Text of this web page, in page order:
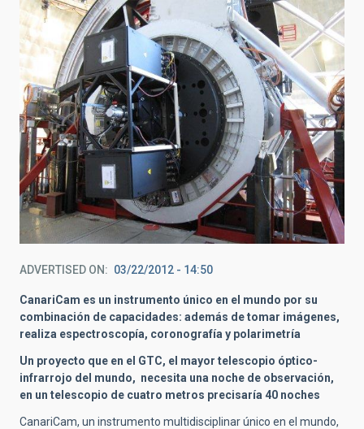
ADVERTISED ON 03/22/2012 - 14:50
CanariCam es un instrumento único en el mundo por su
combinación de capacidades: además de tomar imágenes,
realiza espectroscopía, coronografía y polarimetría
Un proyecto que en el GTC, el mayor telescopio óptico-
infrarrojo del mundo, necesita una noche de observación,
en un telescopio de cuatro metros precisaría 40 noches
CanariCam, un instrumento multidisciplinar único en el mundo,